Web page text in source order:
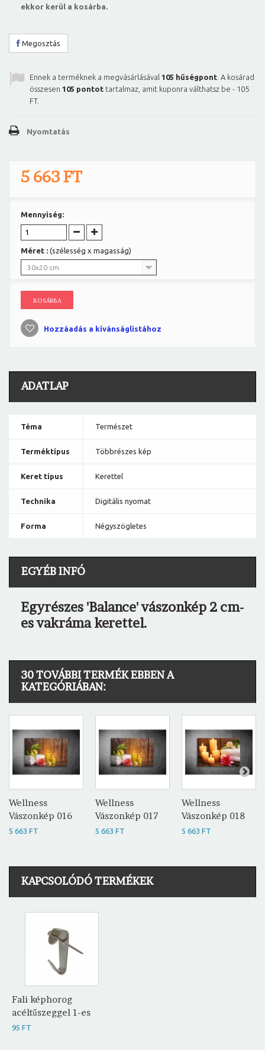
ekkor kerül a kosárba.
Megosztás
Ennek a terméknek a megvásárlásával 105 hűségpont . A kosárad
összesen 105 pontot tartalmaz, amit kuponra válthatsz be - 105
FT.
Nyomtatás
5 663 FT
Mennyiség:
Méret : (szélesség x magasság)
30x20 cm
KOSÁRBA
Hozzáadás a kívánságlistához
ADATLAP
Téma Természet
Terméktípus Többrészes kép
Keret típus Kerettel
Technika Digitális nyomat
Forma Négyszögletes
EGYÉB INFÓ
Egyrészes 'Balance' vászonkép 2 cm-
es vakráma kerettel.
30 TOVÁBBI TERMÉK EBBEN A
KATEGÓRIÁBAN:
Wellness
Vászonkép 016
5 663 FT
Wellness
Vászonkép 017
5 663 FT
Wellness
Vászonkép 018
5 663 FT
KAPCSOLÓDÓ TERMÉKEK
Fali képhorog
acéltűszeggel 1-es
95 FT